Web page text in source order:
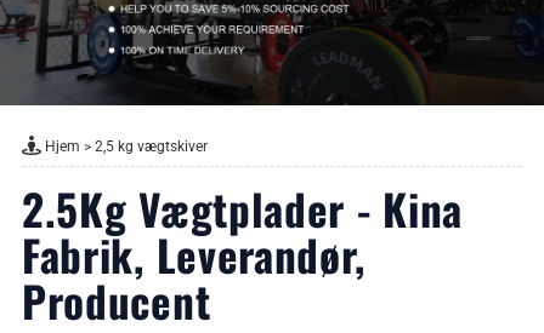
Hjem > 2,5 kg vægtskiver
2.5Kg Vægtplader - Kina
Fabrik, Leverandør,
Producent